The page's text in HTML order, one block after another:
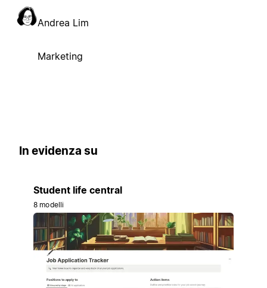
Andrea Lim
Marketing
In evidenza su
Student life central
8 modelli